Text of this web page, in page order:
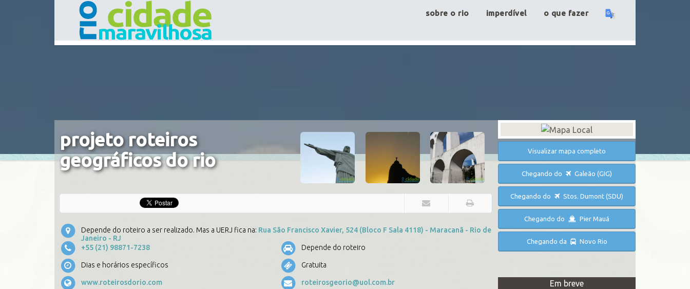
sobre o rio imperdível o que fazer
projeto roteiros
geográficos do rio
Depende do roteiro a ser realizado. Mas a UERJ fica na: Rua São Francisco Xavier, 524 (Bloco F Sala 4118) - Maracanã - Rio de
Janeiro - RJ
+55 (21) 98871-7238
Depende do roteiro
Dias e horários específicos Gratuita
www.roteirosdorio.com roteirosgeorio@uol.com.br
Visualizar mapa completo
Chegando do Galeão (GIG)
Chegando do Stos. Dumont (SDU)
Chegando do Pier Mauá
Chegando da Novo Rio
Em breve